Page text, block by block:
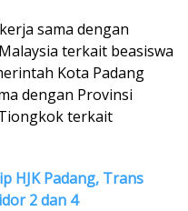
sama dengan
terkait beasiswa
Kota Padang
dengan Provinsi
terkait
HJK Padang, Trans
2 dan 4